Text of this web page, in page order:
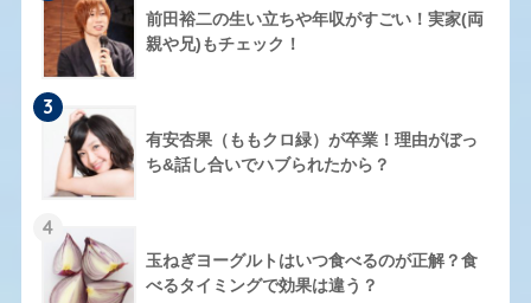
前田裕二の生い立ちや年収がすごい！実家(両
親や兄)もチェック！
3
有安杏果（ももクロ緑）が卒業！理由がぼっ
ち&話し合いでハブられたから？
4
玉ねぎヨーグルトはいつ食べるのが正解？食
べるタイミングで効果は違う？